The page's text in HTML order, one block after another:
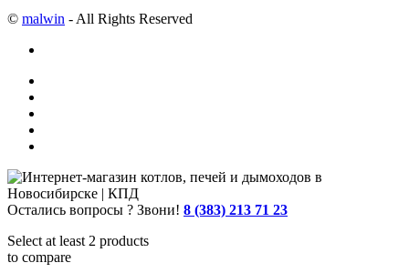
© malwin - All Rights Reserved
Остались вопросы ? Звони! 8 (383) 213 71 23
Select at least 2 products
to compare